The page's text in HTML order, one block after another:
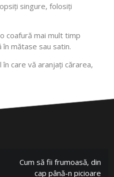
singure, folosiți
coafură mai mult timp
mătase sau satin.
care vă aranjați cărarea,
Cum să fii frumoasă, din
cap până-n picioare